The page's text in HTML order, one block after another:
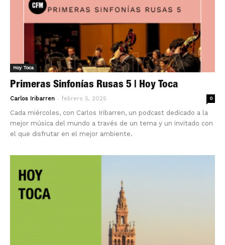
Hoy Toca
Primeras Sinfonías Rusas 5 | Hoy Toca
Carlos Iribarren - febrero 5, 2025 0
Cada miércoles, con Carlos Iribarren, un podcast dedicado a la
mejor música del mundo a través de un tema y un invitado con
el que disfrutar en el mejor ambiente.